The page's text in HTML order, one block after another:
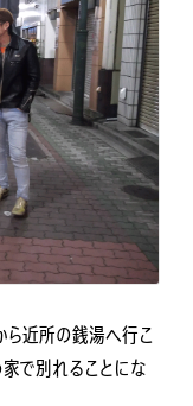
ら近所の銭湯へ行こ
で別れることにな